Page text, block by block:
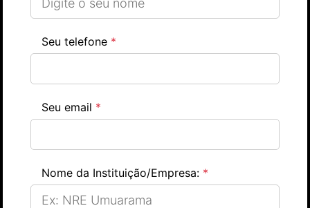
Seu telefone *
Seu email *
Nome da Instituição/Empresa: *